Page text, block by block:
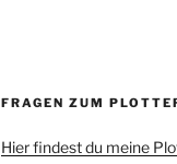
FRAGEN ZUM
Hier findest du meine